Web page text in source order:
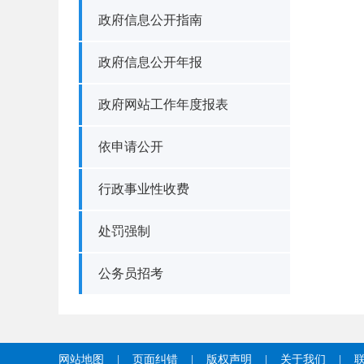
政府信息公开指南
政府信息公开年报
政府网站工作年度报表
依申请公开
行政事业性收费
处罚强制
公务员招考
网站地图 页面纠错 版权声明 关于我们